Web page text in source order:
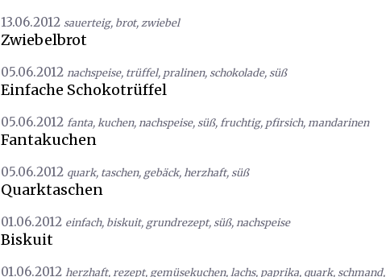
13.06.2012 sauerteig, brot, zwiebel
Zwiebelbrot
05.06.2012 nachspeise, trüffel, pralinen, schokolade, süß
Einfache Schokotrüffel
05.06.2012 fanta, kuchen, nachspeise, süß, fruchtig, pfirsich, mandarinen
Fantakuchen
05.06.2012 quark, taschen, gebäck, herzhaft, süß
Quarktaschen
01.06.2012 einfach, biskuit, grundrezept, süß, nachspeise
Biskuit
01.06.2012 herzhaft, rezept, gemüsekuchen, lachs, paprika, quark, schmand,